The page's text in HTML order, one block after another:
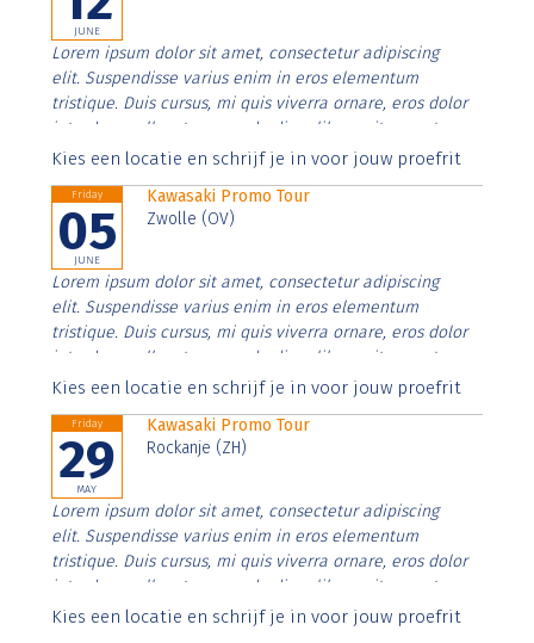
JUNE
Lorem ipsum dolor sit amet, consectetur adipiscing
elit. Suspendisse varius enim in eros elementum
tristique. Duis cursus, mi quis viverra ornare, eros dolor
interdum nulla, ut commodo diam libero vitae erat.
Aenean faucibus nibh et justo cursus id rutrum lorem
Kies een locatie en schrijf je in voor jouw proefrit
Friday
05
JUNE
Kawasaki Promo Tour
Zwolle (OV)
Lorem ipsum dolor sit amet, consectetur adipiscing
elit. Suspendisse varius enim in eros elementum
tristique. Duis cursus, mi quis viverra ornare, eros dolor
interdum nulla, ut commodo diam libero vitae erat.
Aenean faucibus nibh et justo cursus id rutrum lorem
Kies een locatie en schrijf je in voor jouw proefrit
Friday
29
MAY
Kawasaki Promo Tour
Rockanje (ZH)
Lorem ipsum dolor sit amet, consectetur adipiscing
elit. Suspendisse varius enim in eros elementum
tristique. Duis cursus, mi quis viverra ornare, eros dolor
interdum nulla, ut commodo diam libero vitae erat.
Aenean faucibus nibh et justo cursus id rutrum lorem
Kies een locatie en schrijf je in voor jouw proefrit